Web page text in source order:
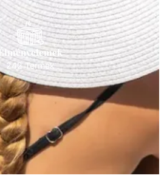
Élményelemek
242 Termék